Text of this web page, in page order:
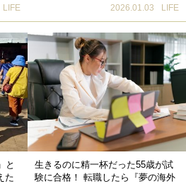
LIFE 2026.01.03 LIFE
と
た
生きるのに精一杯だった55歳が試
験に合格！ 転職したら『夢の海外